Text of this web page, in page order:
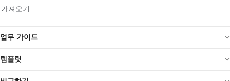
가져오기
업무 가이드
템플릿